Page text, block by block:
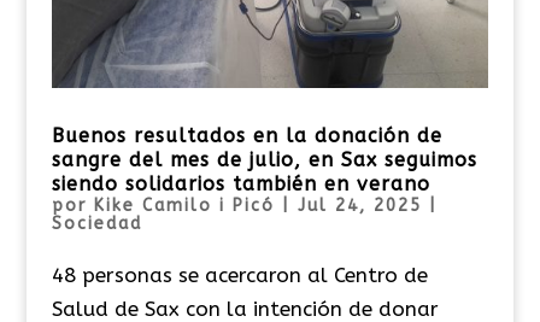
Buenos resultados en la donación de
sangre del mes de julio, en Sax seguimos
siendo solidarios también en verano
por Kike Camilo i Picó Jul 24, 2025
Sociedad
48 personas se acercaron al Centro de
Salud de Sax con la intención de donar